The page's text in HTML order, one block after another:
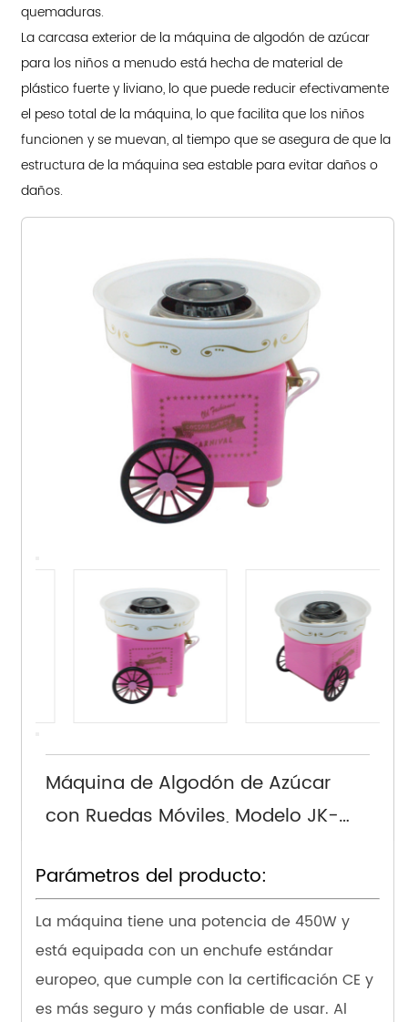
quemaduras.
La carcasa exterior de la máquina de algodón de azúcar
para los niños a menudo está hecha de material de
plástico fuerte y liviano, lo que puede reducir efectivamente
el peso total de la máquina, lo que facilita que los niños
funcionen y se muevan, al tiempo que se asegura de que la
estructura de la máquina sea estable para evitar daños o
daños.
Máquina de Algodón de Azúcar
con Ruedas Móviles, Modelo JK-
Parámetros del producto:
La máquina tiene una potencia de 450W y
está equipada con un enchufe estándar
europeo, que cumple con la certificación CE y
es más seguro y más confiable de usar. Al